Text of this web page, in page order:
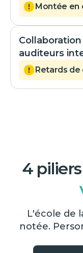
Montée en
auditeurs
Retards
4
L'école de
notée.